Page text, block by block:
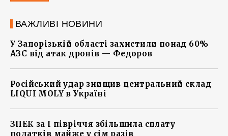
ВАЖЛИВІ НОВИНИ
У Запорізькій області захистили понад 60%
АЗС від атак дронів — Федоров
Російський удар знищив центральний склад
LIQUI MOLY в Україні
ЗПЕК за І півріччя збільшила сплату
податків майже у сім разів